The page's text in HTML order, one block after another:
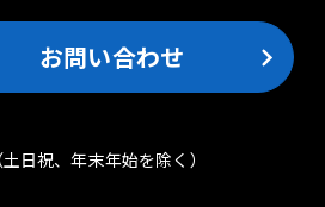
お問い合わせ
日祝、年末年始を除く）